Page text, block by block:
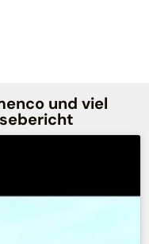
und viel